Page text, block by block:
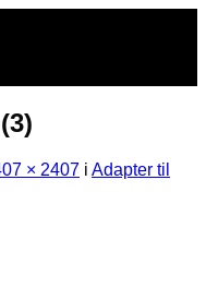
× 2407 i Adapter til